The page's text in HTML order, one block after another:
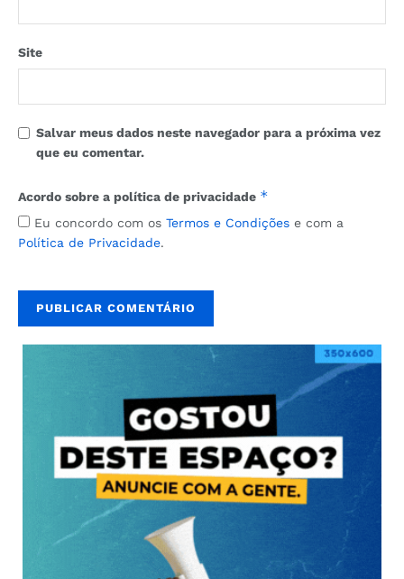
Site
Salvar meus dados neste navegador para a próxima vez
que eu comentar.
Acordo sobre a política de privacidade *
Eu concordo com os Termos e Condições e com a
Política de Privacidade.